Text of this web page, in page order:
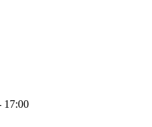
17:00